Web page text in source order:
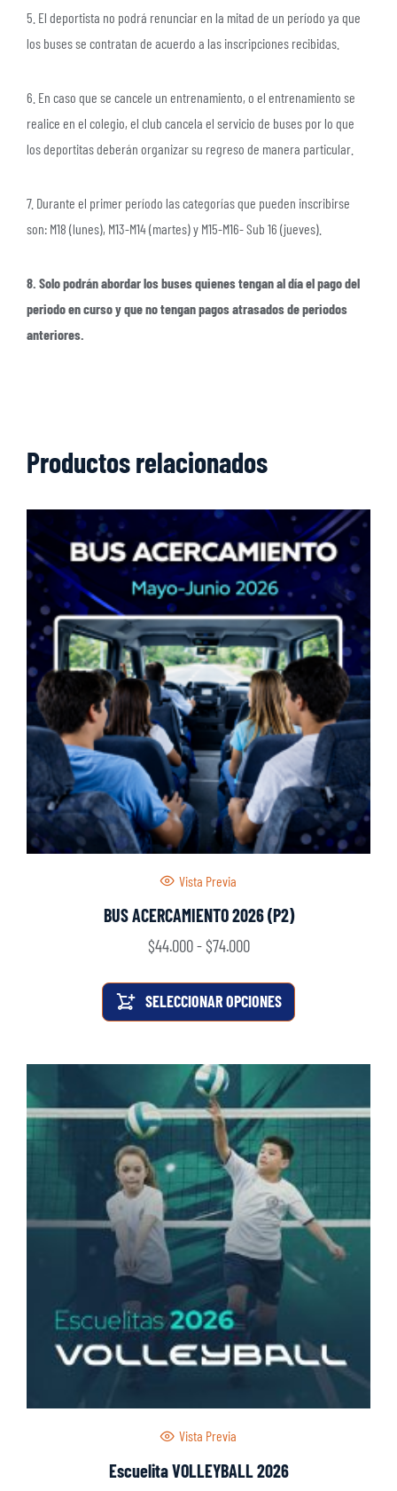
5. El deportista no podrá renunciar en la mitad de un período ya que
los buses se contratan de acuerdo a las inscripciones recibidas.
6. En caso que se cancele un entrenamiento, o el entrenamiento se
realice en el colegio, el club cancela el servicio de buses por lo que
los deportitas deberán organizar su regreso de manera particular.
7. Durante el primer período las categorías que pueden inscribirse
son: M18 (lunes), M13-M14 (martes) y M15-M16- Sub 16 (jueves).
8. Solo podrán abordar los buses quienes tengan al día el pago del
periodo en curso y que no tengan pagos atrasados de periodos
anteriores.
Productos relacionados
Vista Previa
BUS ACERCAMIENTO 2026 (P2)
$44.000-$74.000
SELECCIONAR OPCIONES
Vista Previa
Escuelita VOLLEYBALL 2026